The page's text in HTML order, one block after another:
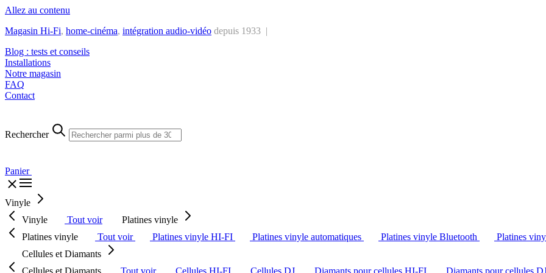
Allez au contenu
Magasin Hi-Fi, home-cinéma, intégration audio-vidéo depuis 1933 |
Blog : tests et conseils
Installations
Notre magasin
FAQ
Contact
Rechercher
Panier
Vinyle
Vinyle
Tout voir
Platines vinyle
Platines vinyle
Tout voir Platines vinyle HI-FI Platines vinyle automatiques Platines vinyle Bluetooth
Platines
Cellules et Diamants
Cellules et Diamants
Tout voir Cellules HI-FI Cellules DJ Diamants pour cellules HI-FI
Diamants pour cellules